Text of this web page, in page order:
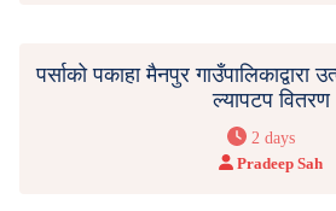
पर्साको पकाहा मैनपुर गाउँपालिकाद्वारा
ल्यापटप वितरण
2 days
Pradeep Sah